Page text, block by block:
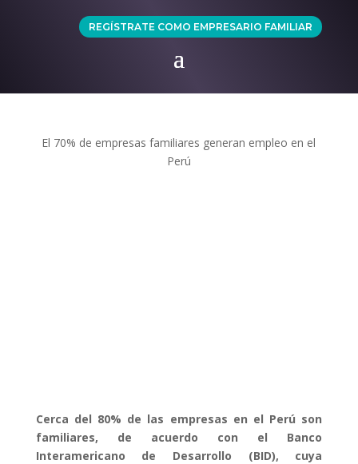
REGÍSTRATE COMO EMPRESARIO FAMILIAR
El 70% de empresas familiares generan empleo en el
Perú
Cerca del 80% de las empresas en el Perú son
familiares, de acuerdo con el Banco
Interamericano de Desarrollo (BID), cuya